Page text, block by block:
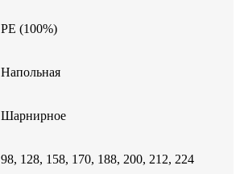
PE (100%)
Напольная
Шарнирное
98, 128, 158, 170, 188, 200, 212, 224